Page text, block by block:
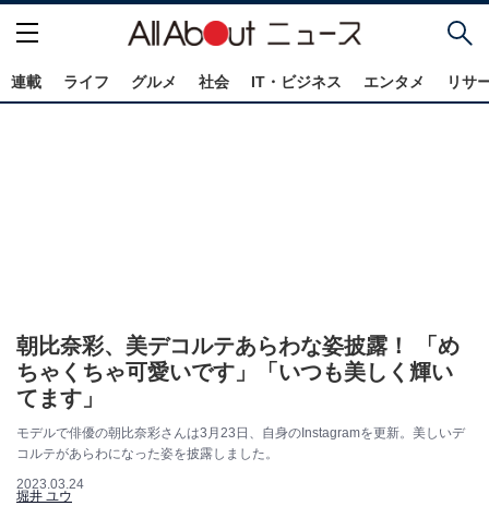
連載 ライフ グルメ 社会 IT・ビジネス エンタメ リサ
朝比奈彩、美デコルテあらわな姿披露！ 「め
ちゃくちゃ可愛いです」「いつも美しく輝い
てます」
モデルで俳優の朝比奈彩さんは3月23日、自身のInstagramを更新。美しいデ
コルテがあらわになった姿を披露しました。
2023.03.24
堀井 ユウ